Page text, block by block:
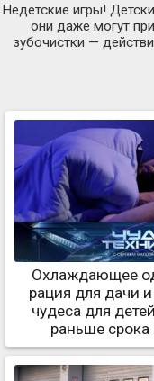
Недетские игры!
они даже могут
зубочистки —
Охлаждающее
рация для дачи
чудеса для
раньше